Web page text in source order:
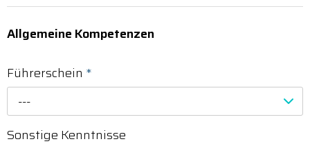
Allgemeine Kompetenzen
Führerschein *
---
Sonstige Kenntnisse